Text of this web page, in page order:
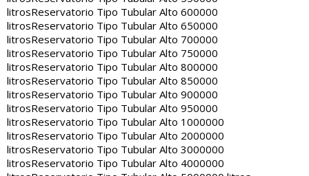
litrosReservatorio Tipo Tubular Alto 600000
litrosReservatorio Tipo Tubular Alto 650000
litrosReservatorio Tipo Tubular Alto 700000
litrosReservatorio Tipo Tubular Alto 750000
litrosReservatorio Tipo Tubular Alto 800000
litrosReservatorio Tipo Tubular Alto 850000
litrosReservatorio Tipo Tubular Alto 900000
litrosReservatorio Tipo Tubular Alto 950000
litrosReservatorio Tipo Tubular Alto 1000000
litrosReservatorio Tipo Tubular Alto 2000000
litrosReservatorio Tipo Tubular Alto 3000000
litrosReservatorio Tipo Tubular Alto 4000000